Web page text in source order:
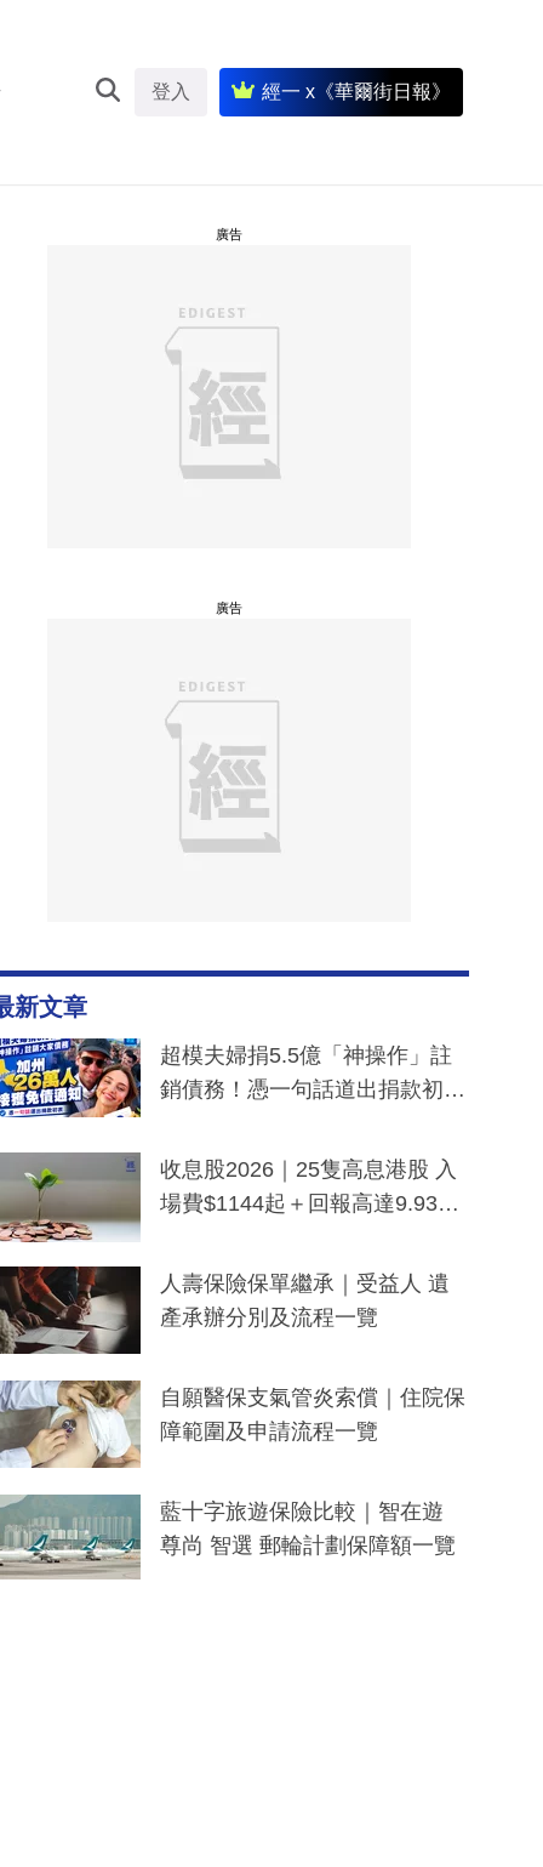
登入 經一 x《華爾街日報》
廣告
廣告
新文章
超模夫婦捐5.5億「神操作」註
銷債務！憑一句話道出捐款初
一度被誤當詐騙手段
收息股2026｜25隻高息港股 入
場費$1144起＋回報高達9.93
人壽保險保單繼承｜受益人 遺
產承辦分別及流程一覽
自願醫保支氣管炎索償｜住院保
障範圍及申請流程一覽
藍十字旅遊保險比較｜智在遊
尊尚 智選 郵輪計劃保障額一覽